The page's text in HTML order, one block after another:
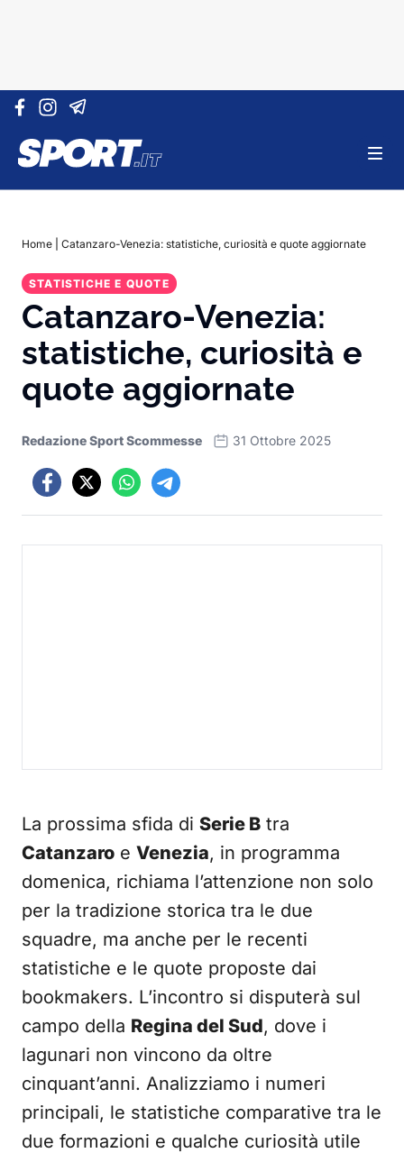
Vai al contenuto
Home Catanzaro-Venezia: statistiche, curiosità e quote aggiornate
STATISTICHE E QUOTE
Catanzaro-Venezia:
statistiche, curiosità e
quote aggiornate
Redazione Sport Scommesse 31 Ottobre 2025
La prossima sfida di Serie B tra
Catanzaro e Venezia, in programma
domenica, richiama l’attenzione non solo
per la tradizione storica tra le due
squadre, ma anche per le recenti
statistiche e le quote proposte dai
bookmakers. L’incontro si disputerà sul
campo della Regina del Sud, dove i
lagunari non vincono da oltre
cinquant’anni. Analizziamo i numeri
principali, le statistiche comparative tra le
due formazioni e qualche curiosità utile